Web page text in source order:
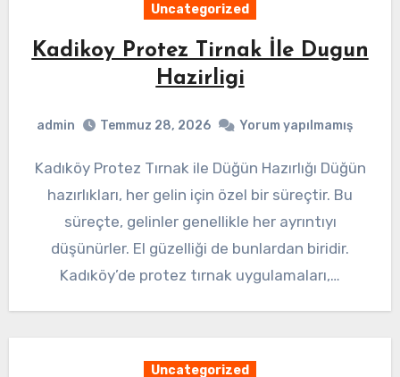
Uncategorized
Kadikoy Protez Tirnak İle Dugun
Hazirligi
admin Temmuz 28, 2026 Yorum yapılmamış
Kadıköy Protez Tırnak ile Düğün Hazırlığı Düğün
hazırlıkları, her gelin için özel bir süreçtir. Bu
süreçte, gelinler genellikle her ayrıntıyı
düşünürler. El güzelliği de bunlardan biridir.
Kadıköy’de protez tırnak uygulamaları,…
Uncategorized